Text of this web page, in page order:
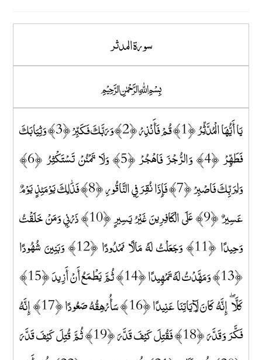
سورة المدثر
﷽
يَا أَيُّهَا الْمُدَّثِّرُ ﴿1﴾ قُمْ فَأَنْذِرْ ﴿2﴾ وَرَبَّكَ فَكَبِّرْ ﴿3﴾ وَثِيَابَكَ
فَطَهِّرْ ﴿4﴾ وَالرُّجْزَ فَاهْجُرْ ﴿5﴾ وَلَا تَمْنُنْ تَسْتَكْثِرُ ﴿6﴾
وَلِرَبِّكَ فَاصْبِرْ ﴿7﴾ فَإِذَا نُقِرَ فِي النَّاقُورِ ﴿8﴾ فَذَٰلِكَ يَوْمَئِذٍ يَوْمٌ
عَسِيرٌ ﴿9﴾ عَلَى الْكَافِرِينَ غَيْرُ يَسِيرٍ ﴿10﴾ ذَرْنِي وَمَنْ خَلَقْتُ
وَحِيدًا ﴿11﴾ وَجَعَلْتُ لَهُ مَالًا مَمْدُودًا ﴿12﴾ وَبَنِينَ شُهُودًا
﴿13﴾ وَمَهَّدْتُ لَهُ تَمْهِيدًا ﴿14﴾ ثُمَّ يَطْمَعُ أَنْ أَزِيدَ ﴿15﴾
كَلَّا ۖ إِنَّهُ كَانَ لِآيَاتِنَا عَنِيدًا ﴿16﴾ سَأُرْهِقُهُ صَعُودًا ﴿17﴾ إِنَّهُ
فَكَّرَ وَقَدَّرَ ﴿18﴾ فَقُتِلَ كَيْفَ قَدَّرَ ﴿19﴾ ثُمَّ قُتِلَ كَيْفَ قَدَّرَ